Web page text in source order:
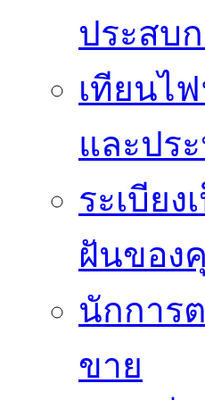
ประสบ
เทียนไ
และปร
ระเบีย
ฝันของ
นักการ
ขาย